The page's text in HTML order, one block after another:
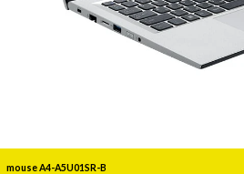
mouse A4-A5U01SR-B